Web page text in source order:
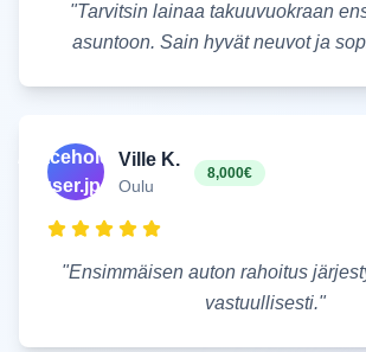
"Tarvitsin lainaa takuuvuokraan
asuntoon. Sain hyvät neuvot ja
/placeholder-
user.jpg
Ville K.
Oulu
8,000€
"Ensimmäisen auton rahoitus
vastuullisesti."